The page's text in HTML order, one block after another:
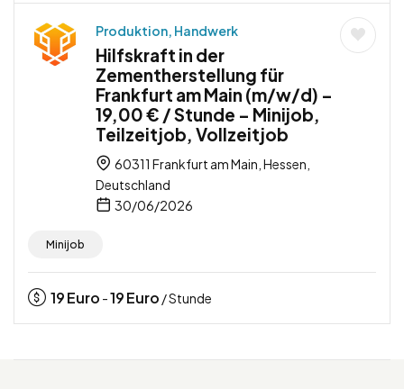
Produktion, Handwerk
Hilfskraft in der
Zementherstellung für
Frankfurt am Main (m/w/d) –
19,00 € / Stunde – Minijob,
Teilzeitjob, Vollzeitjob
60311 Frankfurt am Main, Hessen,
Deutschland
30/06/2026
Minijob
19Euro -19Euro / Stunde